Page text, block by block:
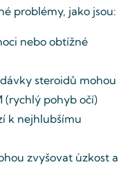
problémy, jako jsou:
nebo obtížné
steroidů mohou
(rychlý pohyb očí)
k nejhlubšímu
zvyšovat úzkost a